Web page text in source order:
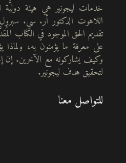
خدمات ليجونير هي هيئة دوليَّة
تقديم الحق الموجود في الكتاب
على معرفة ما يؤمنون به،
وكيف يشاركونه مع الآخرين. إن
لتحقيق هدف ليجونير.
للتواصل معنا